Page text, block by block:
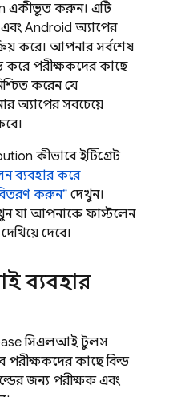
একীভূত করুন। এটি
Android অ্যাপের
করে। আপনার সর্বশেষ
করে পরীক্ষকদের কাছে
করেন যে
অ্যাপের সবচেয়ে
কীভাবে ইন্টিগ্রেট
ব্যবহার করে
করুন”দেখুন।
যা আপনাকে ফাস্টলেন
দেবে।
ব্যবহার
সিএলআই টুলস
পরীক্ষকদের কাছে বিল্ড
জন্য পরীক্ষক এবং